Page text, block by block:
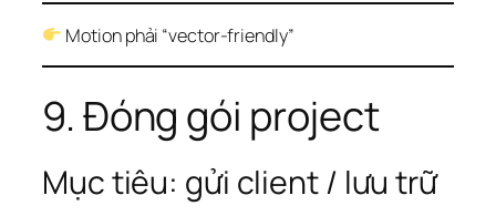
Motion phải “vector-friendly”
9. Đóng gói project
Mục tiêu: gửi client / lưu trữ